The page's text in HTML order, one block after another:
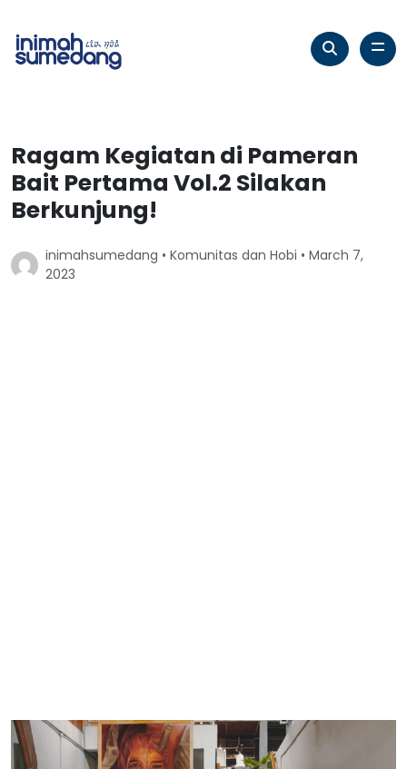
Ragam Kegiatan di Pameran
Bait Pertama Vol.2 Silakan
Berkunjung!
inimahsumedang • Komunitas dan Hobi • March 7,
2023